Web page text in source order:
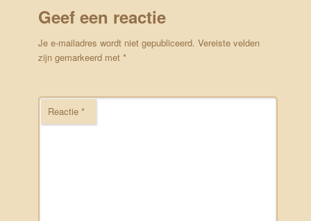
Geef een reactie
Je e-mailadres wordt niet gepubliceerd. Vereiste velden
zijn gemarkeerd met*
Reactie*